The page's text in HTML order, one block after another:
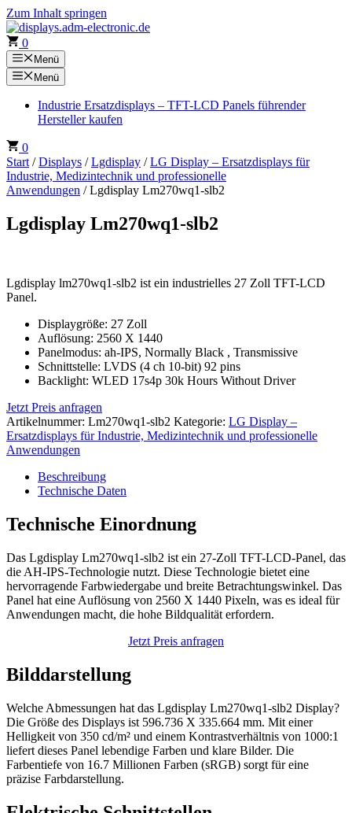
Zum Inhalt springen
0
Menü
Menü
Industrie Ersatzdisplays – TFT-LCD Panels führender
Hersteller kaufen
0
Start /Displays /Lgdisplay /LG Display – Ersatzdisplays für
Industrie, Medizintechnik und professionelle
Anwendungen / Lgdisplay Lm270wq1-slb2
Lgdisplay Lm270wq1-slb2
Lgdisplay lm270wq1-slb2 ist ein industrielles 27 Zoll TFT-LCD
Panel.
Displaygröße: 27 Zoll
Auflösung: 2560 X 1440
Panelmodus: ah-IPS, Normally Black , Transmissive
Schnittstelle: LVDS (4 ch 10-bit) 92 pins
Backlight: WLED 17s4p 30k Hours Without Driver
Jetzt Preis anfragen
Artikelnummer: Lm270wq1-slb2 Kategorie: LG Display –
Ersatzdisplays für Industrie, Medizintechnik und professionelle
Anwendungen
Beschreibung
Technische Daten
Technische Einordnung
Das Lgdisplay Lm270wq1-slb2 ist ein 27-Zoll TFT-LCD-Panel, das
die AH-IPS-Technologie nutzt. Diese Technologie bietet eine
hervorragende Farbwiedergabe und breite Betrachtungswinkel. Das
Panel hat eine Auflösung von 2560 X 1440 Pixeln, was es ideal für
Anwendungen macht, die hohe Bildqualität erfordern.
Jetzt Preis anfragen
Bilddarstellung
Welche Abmessungen hat das Lgdisplay Lm270wq1-slb2 Display?
Die Größe des Displays ist 596.736 X 335.664 mm. Mit einer
Helligkeit von 350 cd/m² und einem Kontrastverhältnis von 1000:1
liefert dieses Panel lebendige Farben und klare Bilder. Die
Farbentiefe von 16.7 Millionen Farben (sRGB) sorgt für eine
präzise Farbdarstellung.